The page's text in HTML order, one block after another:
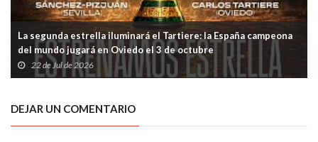
La segunda estrella iluminará el Tartiere: la España campeona
del mundo jugará en Oviedo el 3 de octubre
22 de Jul de 2026
DEJAR UN COMENTARIO